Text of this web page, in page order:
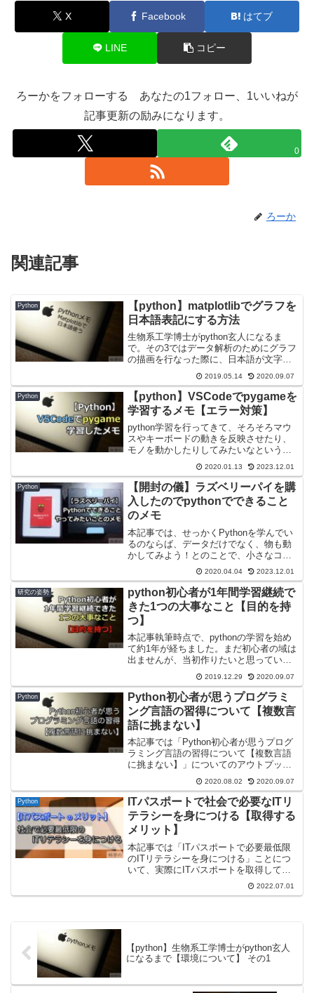
X Facebook はてブ
LINE コピー
ろーかをフォローする あなたの1フォロー、1いいねが
記事更新の励みになります。
0
ろーか
関連記事
Python
【python】matplotlibでグラフを
日本語表記にする方法
生物系工学博士がpython玄人になるま
で。その3ではデータ解析のためにグラフ
の描画を行なった際に、日本語が文字化
けするエラーに見舞われたので、解決ま
で行なったことをアウトプットしていき
ます。pythonのmatplotlibでグラフを描
画...
2019.05.14 2020.09.07
Python
【python】VSCodeでpygameを
学習するメモ【エラー対策】
python学習を行ってきて、そろそろマウ
スやキーボードの動きを反映させたり、
モノを動かしたりしてみたいなというこ
とで、その動きをもつ代表的なモノ「ゲ
ーム」を作る中で学習してみたことにつ
いてアウトプットします。使用ライブラ
リは「pygame...
2020.01.13 2023.12.01
Python
【開封の儀】ラズベリーパイを購
入したのでpythonでできること
のメモ
本記事では、せっかくPythonを学んでい
るのならば、データだけでなく、物も動
かしてみよう！とのことで、小さなコン
ピューターで噂の「Raspberry Pi（ラズ
ベリーパイ）」の購入にあたって「でき
ること」「やってみたいこと」をアウト
プット...
2020.04.04 2023.12.01
研究の姿勢
python初心者が1年間学習継続で
きた1つの大事なこと【目的を持
つ】
本記事執筆時点で、pythonの学習を始め
て約1年が経ちました。まだ初心者の域は
出ませんが、当初作りたいと思っていた
解析補助ツール等いろいろと作ることが
できるようになり、今も細々とですが学
習は続けることができています。本記事
では、そんなpy...
2019.12.29 2020.09.07
Python
Python初心者が思うプログラミ
ング言語の習得について【複数言
語に挑まない】
本記事では「Python初心者が思うプログ
ラミング言語の習得について【複数言語
に挑まない】」についてのアウトプット
です。「プログラミング初心者は1言語に
絞って集中したほうがよい」めちゃくち
ゃよく聞く言葉ですね。私は「Python」
をメインで...
2020.08.02 2020.09.07
Python
ITパスポートで社会で必要なITリ
テラシーを身につける【取得する
メリット】
本記事では「ITパスポートで必要最低限
のITリテラシーを身につける」ことにつ
いて、実際にITパスポートを取得して良
かったと感じることをアウトプットしま
す。ITパスポートという資格は耳にした
2022.07.01
【python】生物系工学博士がpython玄人
になるまで【環境について】 その1